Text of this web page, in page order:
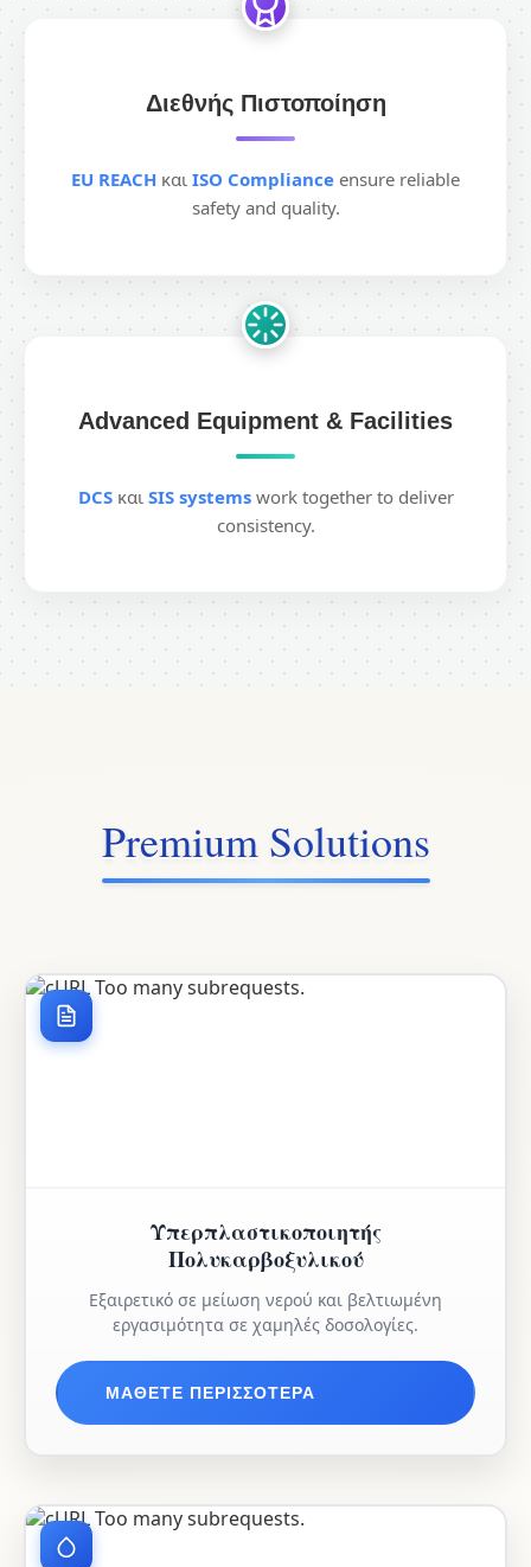
Διεθνής Πιστοποίηση
EU REACH και ISO Compliance ensure reliable
safety and quality.
Advanced Equipment & Facilities
DCSκαι SIS systemswork together to deliver
consistency.
Premium Solutions
Υπερπλαστικοποιητής
Πολυκαρβοξυλικού
Εξαιρετικό σε μείωση νερού και βελτιωμένη
εργασιμότητα σε χαμηλές δοσολογίες.
ΜΆΘΕΤΕ ΠΕΡΙΣΣΌΤΕΡΑ